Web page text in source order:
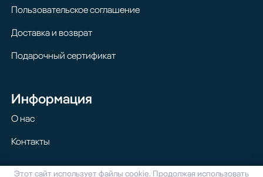
Пользовательское соглашение
Доставка и возврат
Подарочный сертификат
Информация
О нас
Контакты
Этот сайт использует файлы cookie. Продолжая использовать